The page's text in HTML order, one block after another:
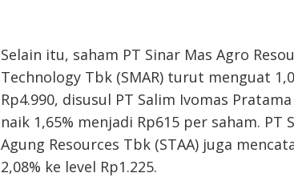
Selain itu, saham PT Sinar Mas Agro
Technology Tbk (SMAR) turut menguat
Rp4.990, disusul PT Salim Ivomas
naik 1,65% menjadi Rp615 per saham. PT
Agung Resources Tbk (STAA) juga
2,08% ke level Rp1.225.